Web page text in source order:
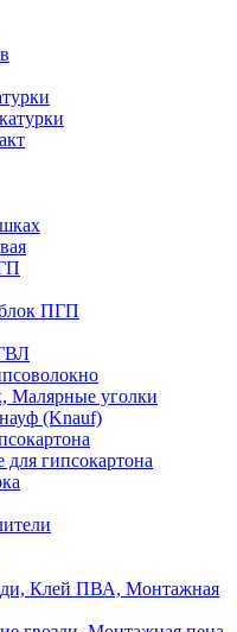
ПГП
Малярные уголки
(Knauf)
гипсокартона
Клей ПВА, Монтажная